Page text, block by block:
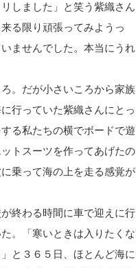
しました」と笑う紫織さん
る限り頑張ってみようっ
ませんでした。本当にうれ
。だが小さいころから家族
行っていた紫織さんにとっ
る私たちの横でボードで遊
トスーツを作ってあげたの
乗って海の上を走る感覚が
終わる時間に車で迎えに行
。「寒いときは入りたくな
と３６５日、ほとんど海に